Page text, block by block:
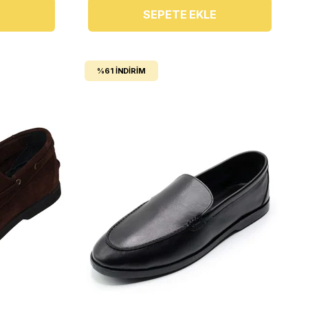
SEPETE EKLE
%61 İNDIRIM